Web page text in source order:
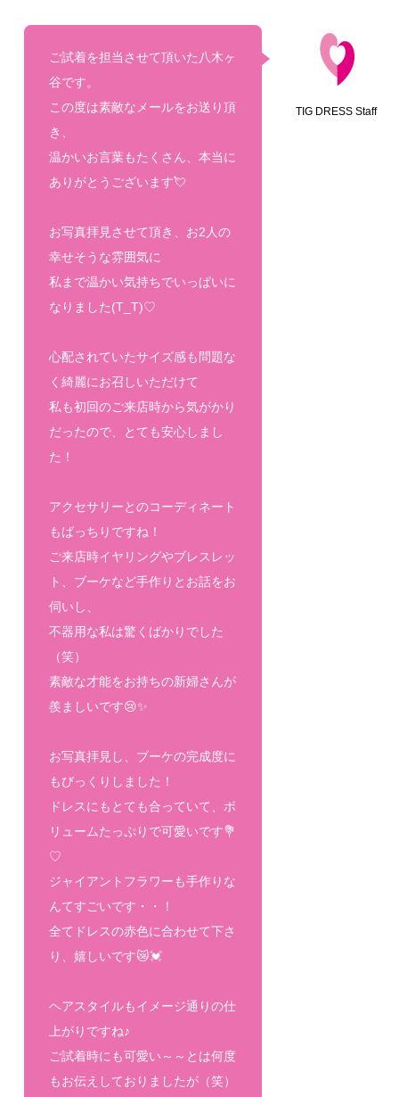
TIG DRESS Staff
ご試着を担当させて頂いた八木ヶ
谷です。
この度は素敵なメールをお送り頂
き、
温かいお言葉もたくさん、本当に
ありがとうございます💘
お写真拝見させて頂き、お2人の
幸せそうな雰囲気に
私まで温かい気持ちでいっぱいに
なりました(T_T)♡
心配されていたサイズ感も問題な
く綺麗にお召しいただけて
私も初回のご来店時から気がかり
だったので、とても安心しまし
た！
アクセサリーとのコーディネート
もばっちりですね！
ご来店時イヤリングやブレスレッ
ト、ブーケなど手作りとお話をお
伺いし、
不器用な私は驚くばかりでした
（笑）
素敵な才能をお持ちの新婦さんが
羨ましいです😢✨
お写真拝見し、ブーケの完成度に
もびっくりしました！
ドレスにもとても合っていて、ボ
リュームたっぷりで可愛いです💐
♡
ジャイアントフラワーも手作りな
んてすごいです・・！
全てドレスの赤色に合わせて下さ
り、嬉しいです😿💓
ヘアスタイルもイメージ通りの仕
上がりですね♪
ご試着時にも可愛い～～とは何度
もお伝えしておりましたが（笑）